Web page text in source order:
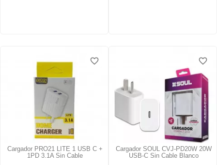
Cargador PRO21 LITE 1 USB C +
1PD 3.1A Sin Cable
favorite_border
favorite_border
favorite_border
Cargador SOUL CVJ-PD20W 20W
USB-C Sin Cable Blanco
favorite_border
favorite_border
favorite_border